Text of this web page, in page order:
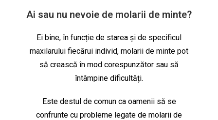
Ai sau nu nevoie de molarii de minte?
Ei bine, în funcție de starea și de specificul
maxilarului fiecărui individ, molarii de minte pot
să crească în mod corespunzător sau să
întâmpine dificultăți.
Este destul de comun ca oamenii să se
confrunte cu probleme legate de molarii de